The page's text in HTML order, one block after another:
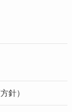
針）